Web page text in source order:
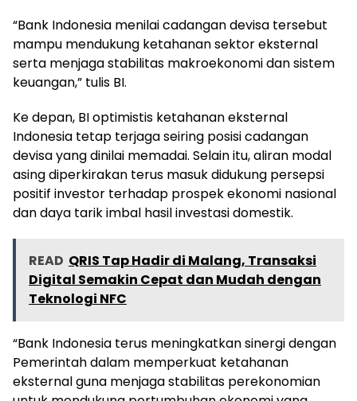
“Bank Indonesia menilai cadangan devisa tersebut
mampu mendukung ketahanan sektor eksternal
serta menjaga stabilitas makroekonomi dan sistem
keuangan,” tulis BI.
Ke depan, BI optimistis ketahanan eksternal
Indonesia tetap terjaga seiring posisi cadangan
devisa yang dinilai memadai. Selain itu, aliran modal
asing diperkirakan terus masuk didukung persepsi
positif investor terhadap prospek ekonomi nasional
dan daya tarik imbal hasil investasi domestik.
READ QRIS Tap Hadir di Malang, Transaksi
Digital Semakin Cepat dan Mudah dengan
Teknologi NFC
“Bank Indonesia terus meningkatkan sinergi dengan
Pemerintah dalam memperkuat ketahanan
eksternal guna menjaga stabilitas perekonomian